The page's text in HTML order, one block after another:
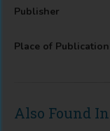
Publisher
Place of Publication
Also Found In